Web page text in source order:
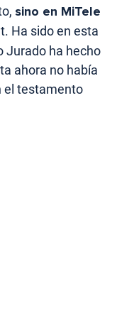
sino en MiTele
Ha sido en esta
Jurado ha hecho
ahora no había
el testamento